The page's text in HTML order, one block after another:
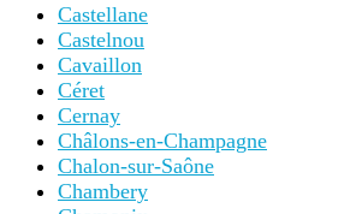
Castellane
Castelnou
Cavaillon
Céret
Cernay
Châlons-en-Champagne
Chalon-sur-Saône
Chambery